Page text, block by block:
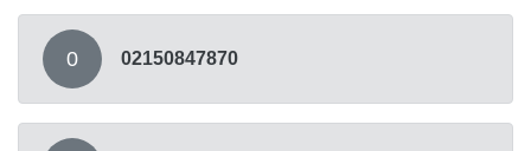
0 02150847870